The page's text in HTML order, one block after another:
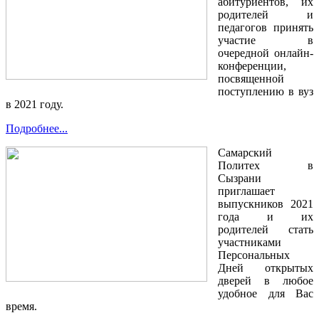
родителей и
педагогов принять
участие в
очередной онлайн-
конференции,
посвященной
поступлению в вуз
в 2021 году.
Подробнее...
Самарский
Политех в
Сызрани
приглашает
выпускников 2021
года и их
родителей стать
участниками
Персональных
Дней открытых
дверей в любое
удобное для Вас
время.